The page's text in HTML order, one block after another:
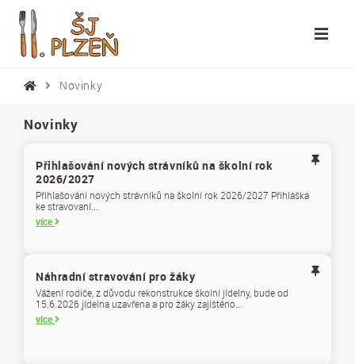
Novinky
Novinky
Přihlašování nových strávníků na školní rok
2026/2027
Přihlašování nových strávníků na školní rok 2026/2027 Přihláška
ke stravovaní...
více
Náhradní stravování pro žáky
Vážení rodiče, z důvodu rekonstrukce školní jídelny, bude od
15.6.2026 jídelna uzavřena a pro žáky zajištěno...
více